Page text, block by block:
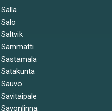
Salla
Salo
Saltvik
Sammatti
Sastamala
Satakunta
Sauvo
Savitaipale
Savonlinna